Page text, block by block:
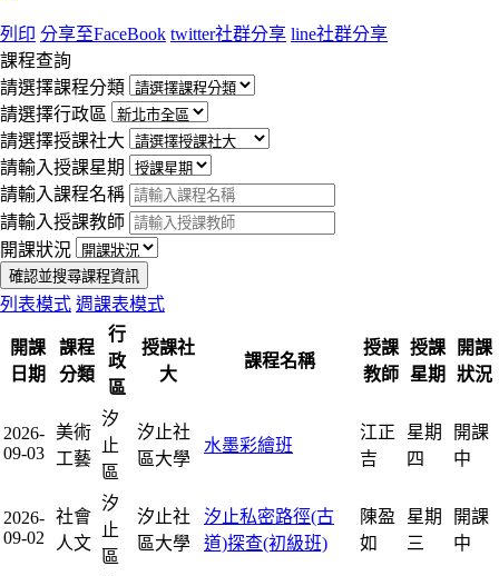
列印 分享至FaceBook twitter社群分享 line社群分享
課程查詢
請選擇課程分類
請選擇行政區
請選擇授課社大
請輸入授課星期
請輸入課程名稱
請輸入授課教師
開課狀況
確認並搜尋課程資訊
列表模式 週課表模式
開課
日期
課程
分類
行
政
區
授課社
大
課程名稱
授課
教師
授課
星期
開課
狀況
2026-
09-03
美術
工藝
汐
止
區
汐止社
區大學
水墨彩繪班
江正
吉
星期
四
開課
中
2026-
09-02
社會
人文
汐
止
區
汐止社
區大學
汐止私密路徑(古
道)探查(初級班)
陳盈
如
星期
三
開課
中